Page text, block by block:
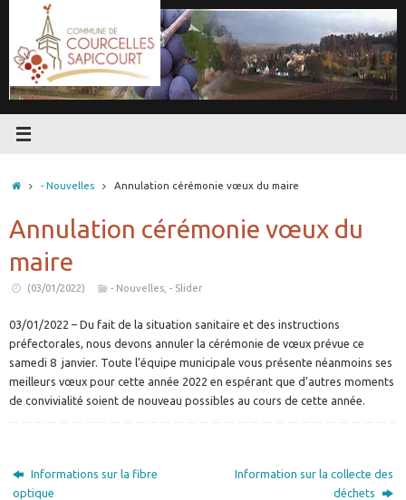
contenu
Accueil
- Nouvelles Annulation cérémonie vœux du maire
Annulation cérémonie vœux du
maire
(03/01/2022) - Nouvelles ,- Slider
03/01/2022 – Du fait de la situation sanitaire et des instructions
préfectorales, nous devons annuler la cérémonie de vœux prévue ce
samedi 8 janvier. Toute l’équipe municipale vous présente néanmoins ses
meilleurs vœux pour cette année 2022 en espérant que d’autres moments
de convivialité soient de nouveau possibles au cours de cette année.
Informations sur la fibre
optique
Information sur la collecte des
déchets